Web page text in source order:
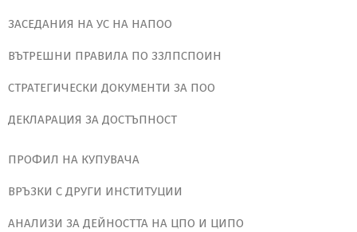
ЗАСЕДАНИЯ НА УС НА НАПОО
ВЪТРЕШНИ ПРАВИЛА ПО ЗЗЛПСПОИН
СТРАТЕГИЧЕСКИ ДОКУМЕНТИ ЗА ПОО
ДЕКЛАРАЦИЯ ЗА ДОСТЪПНОСТ
ПРОФИЛ НА КУПУВАЧА
ВРЪЗКИ С ДРУГИ ИНСТИТУЦИИ
АНАЛИЗИ ЗА ДЕЙНОСТТА НА ЦПО И ЦИПО